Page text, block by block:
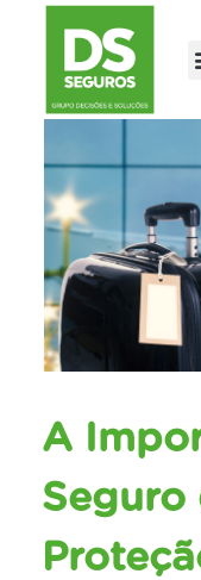
A
Seguro